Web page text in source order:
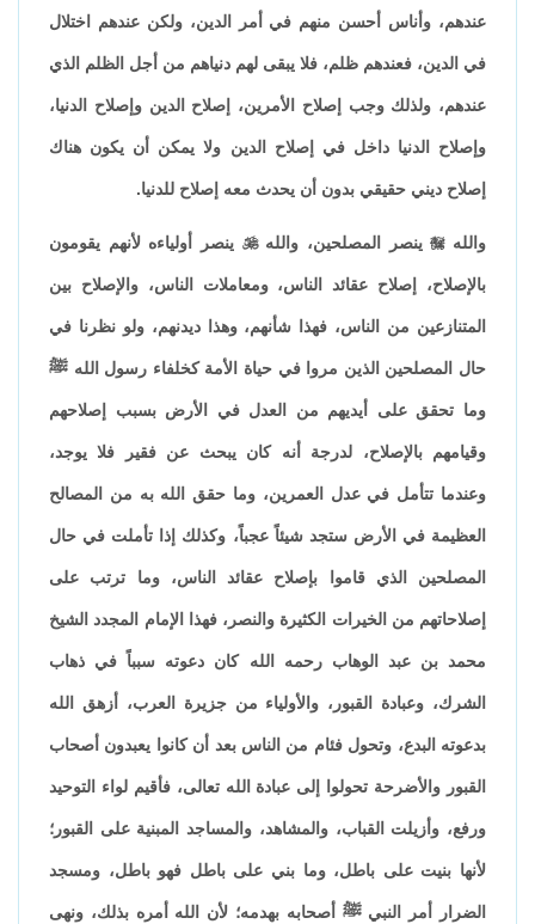
عندهم، وأناس أحسن منهم في أمر الدين، ولكن عندهم اختلال
في الدين، فعندهم ظلم، فلا يبقى لهم دنياهم من أجل الظلم الذي
عندهم، ولذلك وجب إصلاح الأمرين، إصلاح الدين وإصلاح الدنيا،
وإصلاح الدنيا داخل في إصلاح الدين ولا يمكن أن يكون هناك
إصلاح ديني حقيقي بدون أن يحدث معه إصلاح للدنيا.
واللهينصر المصلحين، والله ينصر أولياءه لأنهم يقومون
بالإصلاح، إصلاح عقائد الناس، ومعاملات الناس، والإصلاح بين
المتنازعين من الناس، فهذا شأنهم، وهذا ديدنهم، ولو نظرنا في
حال المصلحين الذين مروا في حياة الأمة كخلفاء رسول الله ﷺ
وما تحقق على أيديهم من العدل في الأرض بسبب إصلاحهم
وقيامهم بالإصلاح، لدرجة أنه كان يبحث عن فقير فلا يوجد،
وعندما تتأمل في عدل العمرين، وما حقق الله به من المصالح
العظيمة في الأرض ستجد شيئاً عجباً، وكذلك إذا تأملت في حال
المصلحين الذي قاموا بإصلاح عقائد الناس، وما ترتب على
إصلاحاتهم من الخيرات الكثيرة والنصر، فهذا الإمام المجدد الشيخ
محمد بن عبد الوهاب رحمه الله كان دعوته سبباً في ذهاب
الشرك، وعبادة القبور، والأولياء من جزيرة العرب، أزهق الله
بدعوته البدع، وتحول فئام من الناس بعد أن كانوا يعبدون أصحاب
القبور والأضرحة تحولوا إلى عبادة الله تعالى، فأقيم لواء التوحيد
ورفع، وأزيلت القباب، والمشاهد، والمساجد المبنية على القبور؛
لأنها بنيت على باطل، وما بني على باطل فهو باطل، ومسجد
الضرار أمر النبي ﷺ أصحابه بهدمه؛ لأن الله أمره بذلك، ونهى